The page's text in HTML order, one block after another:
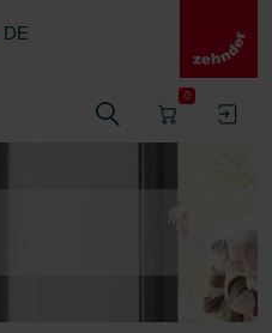
DE
0